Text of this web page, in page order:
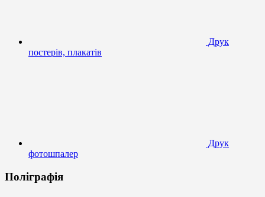
Друк
постерів, плакатів
Друк
фотошпалер
Поліграфія